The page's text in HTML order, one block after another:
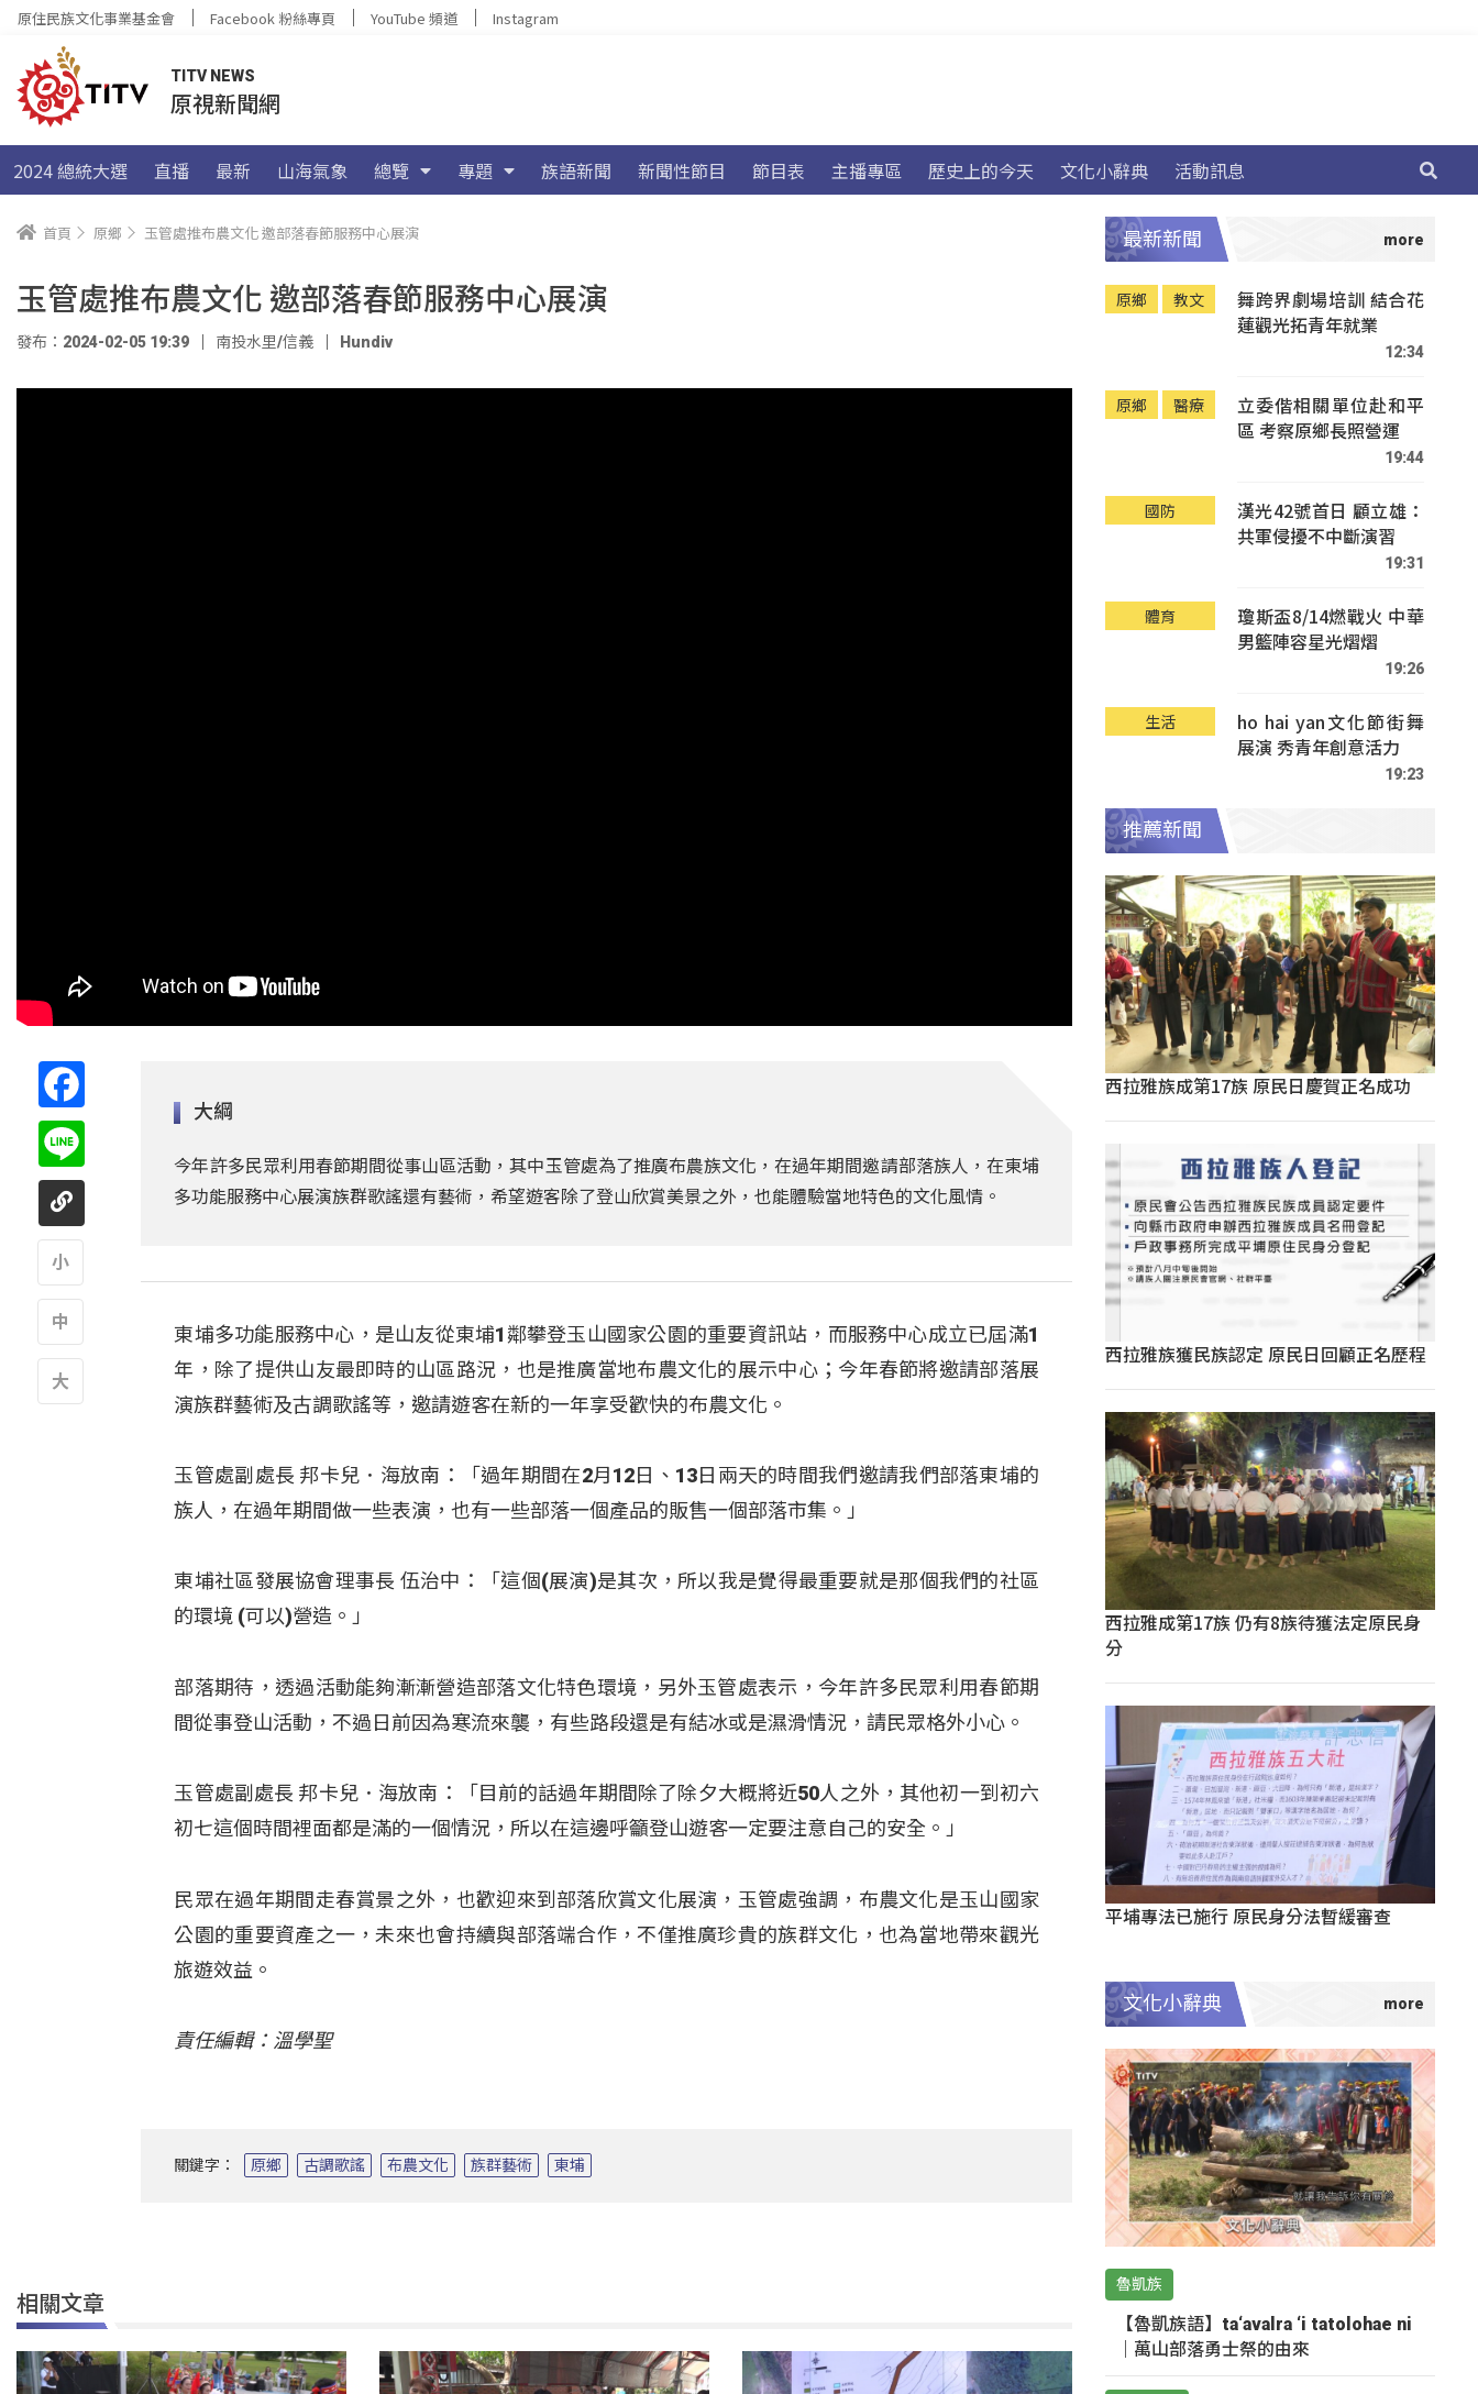
原住民族文化事業基金會 Facebook 粉絲專頁 YouTube 頻道 Instagram
TITV NEWS
原視新聞網
2024 總統大選 直播 最新 山海氣象 總覽 專題 族語新聞 新聞性節目 節目表 主播專區 歷史上的今天 文化小辭典 活動訊息
首頁 原鄉 玉管處推布農文化 邀部落春節服務中心展演
玉管處推布農文化 邀部落春節服務中心展演
發布：2024-02-05 19:39 南投水里/信義 Hundiv
大綱
今年許多民眾利用春節期間從事山區活動，其中玉管處為了推廣布農族文化，在過年期間邀請部落族人，在東埔
多功能服務中心展演族群歌謠還有藝術，希望遊客除了登山欣賞美景之外，也能體驗當地特色的文化風情。
東埔多功能服務中心，是山友從東埔1鄰攀登玉山國家公園的重要資訊站，而服務中心成立已屆滿1
年，除了提供山友最即時的山區路況，也是推廣當地布農文化的展示中心；今年春節將邀請部落展
演族群藝術及古調歌謠等，邀請遊客在新的一年享受歡快的布農文化。
玉管處副處長 邦卡兒．海放南：「過年期間在2月12日、13日兩天的時間我們邀請我們部落東埔的
族人，在過年期間做一些表演，也有一些部落一個產品的販售一個部落市集。」
東埔社區發展協會理事長 伍治中：「這個(展演)是其次，所以我是覺得最重要就是那個我們的社區
的環境 (可以)營造。」
部落期待，透過活動能夠漸漸營造部落文化特色環境，另外玉管處表示，今年許多民眾利用春節期
間從事登山活動，不過日前因為寒流來襲，有些路段還是有結冰或是濕滑情況，請民眾格外小心。
玉管處副處長 邦卡兒．海放南：「目前的話過年期間除了除夕大概將近50人之外，其他初一到初六
初七這個時間裡面都是滿的一個情況，所以在這邊呼籲登山遊客一定要注意自己的安全。」
民眾在過年期間走春賞景之外，也歡迎來到部落欣賞文化展演，玉管處強調，布農文化是玉山國家
公園的重要資產之一，未來也會持續與部落端合作，不僅推廣珍貴的族群文化，也為當地帶來觀光
旅遊效益。
責任編輯：溫學聖
關鍵字： 原鄉 古調歌謠 布農文化 族群藝術 東埔
相關文章
最新新聞
原鄉 教文
舞跨界劇場培訓 結合花
蓮觀光拓青年就業
12:34
原鄉 醫療
立委偕相關單位赴和平
區 考察原鄉長照營運
19:44
國防
漢光42號首日 顧立雄：
共軍侵擾不中斷演習
19:31
體育
瓊斯盃8/14燃戰火 中華
男籃陣容星光熠熠
19:26
生活
ho hai yan文化節街舞
展演 秀青年創意活力
19:23
推薦新聞
西拉雅族成第17族 原民日慶賀正名成功
西拉雅族獲民族認定 原民日回顧正名歷程
西拉雅成第17族 仍有8族待獲法定原民身
分
平埔專法已施行 原民身分法暫緩審查
文化小辭典
魯凱族
【魯凱族語】ta‘avalra ‘i tatolohae ni
｜萬山部落勇士祭的由來